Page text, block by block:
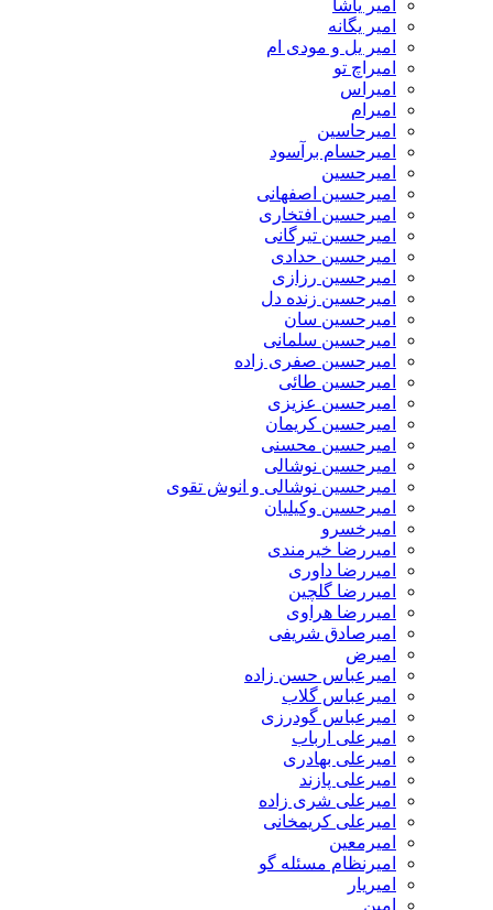
امیر یاشا
امیر یگانه
امیر یل و مودی ام
امیراچ تو
امیراس
امیرام
امیرحاسین
امیرحسام برآسود
امیرحسین
امیرحسین اصفهانی
امیرحسین افتخاری
امیرحسین تیرگانی
امیرحسین حدادی
امیرحسین رزازی
امیرحسین زنده دل
امیرحسین سان
امیرحسین سلمانی
امیرحسین صفری زاده
امیرحسین طائی
امیرحسین عزیزی
امیرحسین کریمان
امیرحسین محسنی
امیرحسین نوشالی
امیرحسین نوشالی و انوش تقوی
امیرحسین وکیلیان
امیرخسرو
امیررضا خیرمندی
امیررضا داوری
امیررضا گلچین
امیررضا هراوی
امیرصادق شریفی
امیرض
امیرعباس حسن زاده
امیرعباس گلاب
امیرعباس گودرزی
امیرعلی ارباب
امیرعلی بهادری
امیرعلی پازند
امیرعلی شری زاده
امیرعلی کریمخانی
امیرمعین
امیرنظام مسئله گو
امیریار
امین